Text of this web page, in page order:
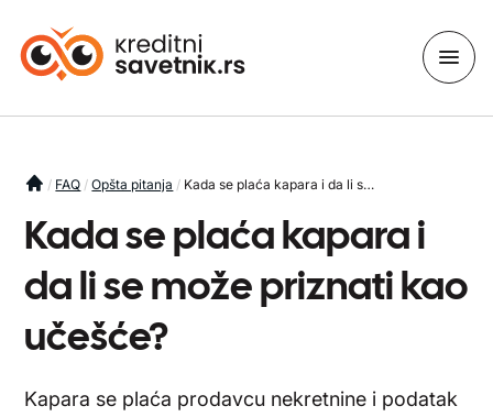
You are here
FAQ Opšta pitanja Kada se plaća kapara i da li se može priznati kao učešće?
Kada se plaća kapara i
da li se može priznati kao
učešće?
Kapara se plaća prodavcu nekretnine i podatak